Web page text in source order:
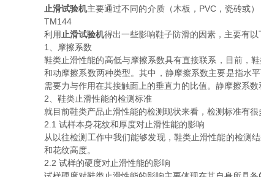
止滑试验机主要通过不同的介质（木板，PVC，瓷砖或
TM144
利用 止滑试验机得出一些影响鞋子防滑的因素，主要有以
1、摩擦系数
鞋类止滑性能的高低与摩擦系数具有直接联系，目前，
和动摩擦系数两种类型。其中，静摩擦系数主要是指水
需要力与作用在其接触面上的垂直力的比值。静摩擦系数
2、鞋类止滑性能的检测标准
就目前鞋类产品止滑性能的检测现状来看，检测标准有
2.1 试样本身花纹和厚度对止滑性能的影响
从以往检测工作中我们能够发现，鞋类止滑性能的检测
和花纹高度。
2.2 试样的硬度对止滑性能的影响